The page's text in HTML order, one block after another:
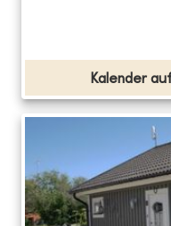
Kalender